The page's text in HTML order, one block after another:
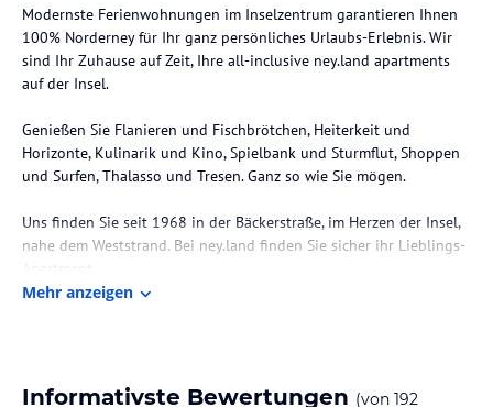
Modernste Ferienwohnungen im Inselzentrum garantieren Ihnen
100% Norderney für Ihr ganz persönliches Urlaubs-Erlebnis. Wir
sind Ihr Zuhause auf Zeit, Ihre all-inclusive ney.land apartments
auf der Insel.
Genießen Sie Flanieren und Fischbrötchen, Heiterkeit und
Horizonte, Kulinarik und Kino, Spielbank und Sturmflut, Shoppen
und Surfen, Thalasso und Tresen. Ganz so wie Sie mögen.
Uns finden Sie seit 1968 in der Bäckerstraße, im Herzen der Insel,
nahe dem Weststrand. Bei ney.land finden Sie sicher ihr Lieblings-
Mehr anzeigen
Informativste Bewertungen (von 192